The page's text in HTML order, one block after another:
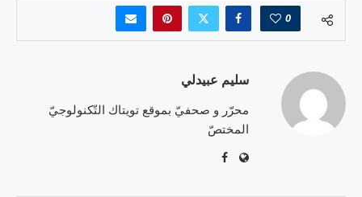
0
سليم عبيدلي
محرّر و صحفيّ بموقع تويتاك التّكنولوجيّ
المختصّ